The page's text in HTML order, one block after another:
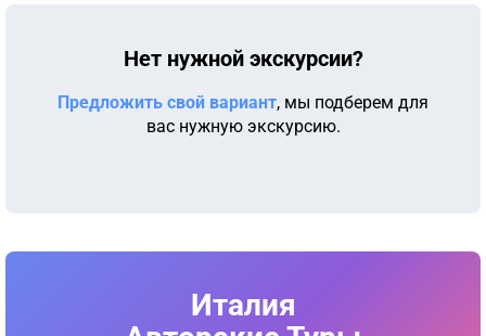
Нет нужной экскурсии?
Предложить свой вариант, мы подберем для
вас нужную экскурсию.
Италия